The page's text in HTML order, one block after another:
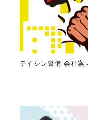
テイシン警備 会社案